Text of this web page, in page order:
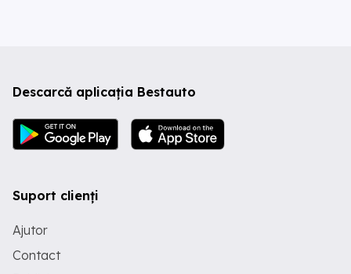
Descarcă aplicația Bestauto
Suport clienți
Ajutor
Contact